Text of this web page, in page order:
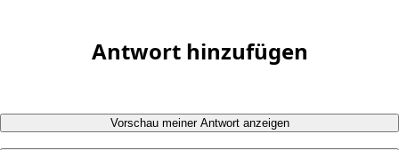
Antwort hinzufügen
Vorschau meiner Antwort anzeigen